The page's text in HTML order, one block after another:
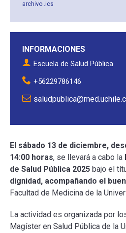
INFORMACIONES
Escuela de Salud Pública
+56229786146
archivo .ics
El sábado 13 de diciembre,
14:00 horas, se llevará a cabo la
de Salud Pública 2025 bajo el
dignidad, acompañando el
Facultad de Medicina de la
La actividad es organizada por
Magíster en Salud Pública de la